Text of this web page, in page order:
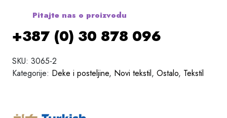
Pitajte nas o proizvodu
+387 (0) 30 878 096
SKU: 3065-2
Kategorije: Deke i posteljine, Novi tekstil, Ostalo, Tekstil